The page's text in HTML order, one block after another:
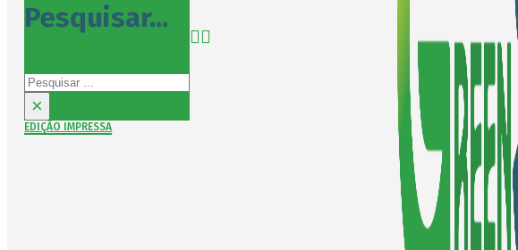
Pesquisar...
Pesquisar
×
EDIÇÃO IMPRESSA